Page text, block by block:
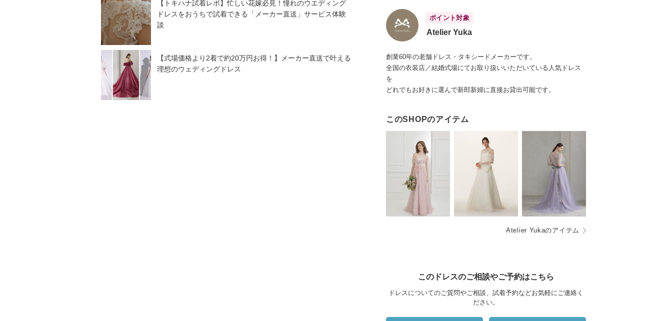
ポイント対象
Atelier Yuka
創業60年の老舗ドレス・タキシードメーカーです。
全国の衣装店／結婚式場にてお取り扱いいただいている人気ドレス
を
どれでもお好きに選んで新郎新婦に直接お貸出可能です。
このSHOPのアイテム
Atelier Yukaのアイテム
このドレスのご相談やご予約はこちら
ドレスについてのご質問やご相談、試着予約などお気軽にご連絡く
ださい。
【トキハナ試着レポ】忙しい花嫁必見！憧れのウエディング
ドレスをおうちで試着できる「メーカー直送」サービス体験
談
【式場価格より2着で約20万円お得！】メーカー直送で叶える
理想のウェディングドレス